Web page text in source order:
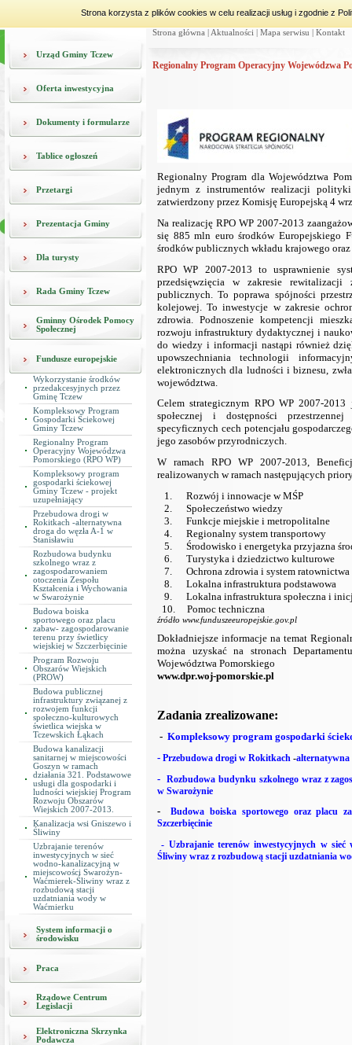
Strona korzysta z plików cookies w celu realizacji usług i zgodnie z
Urząd Gminy Tczew
Oferta inwestycyjna
Dokumenty i formularze
Tablice ogłoszeń
Przetargi
Prezentacja Gminy
Dla turysty
Rada Gminy Tczew
Gminny Ośrodek Pomocy
Społecznej
Fundusze europejskie
Wykorzystanie środków
przedakcesyjnych przez
Gminę Tczew
Kompleksowy Program
Gospodarki Ściekowej
Gminy Tczew
Regionalny Program
Operacyjny Wojewódzwa
Pomorskiego (RPO WP)
Kompleksowy program
gospodarki ściekowej
Gminy Tczew - projekt
uzupełniający
Przebudowa drogi w
Rokitkach -alternatywna
droga do węzła A-1 w
Stanisławiu
Rozbudowa budynku
szkolnego wraz z
zagospodarowaniem
otoczenia Zespołu
Kształcenia i Wychowania
w Swarożynie
Budowa boiska
sportowego oraz placu
zabaw- zagospodarowanie
terenu przy świetlicy
wiejskiej w Szczerbięcinie
Program Rozwoju
Obszarów Wiejskich
(PROW)
Budowa publicznej
infrastruktury związanej z
rozwojem funkcji
społeczno-kulturowych
świetlica wiejska w
Tczewskich Łąkach
Budowa kanalizacji
sanitarnej w miejscowości
Goszyn w ramach
działania 321. Podstawowe
usługi dla gospodarki i
ludności wiejskiej Program
Rozwoju Obszarów
Wiejskich 2007-2013.
Kanalizacja wsi Gniszewo i
Śliwiny
Uzbrajanie terenów
inwestycyjnych w sieć
wodno-kanalizacyjną w
miejscowości Swarożyn-
Waćmierek-Śliwiny wraz z
rozbudową stacji
uzdatniania wody w
Waćmierku
System informacji o
środowisku
Praca
Rządowe Centrum
Legislacji
Elektroniczna Skrzynka
Podawcza
Strona główna Aktualności Mapa serwisu Kontakt
Regionalny Program Operacyjny Wojewódzwa
Regionalny Program dla Województwa
jednym z instrumentów realizacji
zatwierdzony przez Komisję Europejską 4
Na realizację RPO WP 2007-2013
się 885 mln euro środków Europejskiego
środków publicznych wkładu krajowego
RPO WP 2007-2013 to usprawnienie
przedsięwzięcia w zakresie rewitalizacji
publicznych. To poprawa spójności
kolejowej. To inwestycje w zakresie
zdrowia. Podnoszenie kompetencji
rozwoju infrastruktury dydaktycznej i
do wiedzy i informacji nastąpi również
upowszechniania technologii
elektronicznych dla ludności i biznesu,
województwa.
Celem strategicznym RPO WP 2007-
społecznej i dostępności
specyficznych cech potencjału
jego zasobów przyrodniczych.
W ramach RPO WP 2007-2013,
realizowanych w ramach następujących
1. Rozwój i innowacje w MŚP
2. Społeczeństwo wiedzy
3. Funkcje miejskie i metropolitalne
4. Regionalny system transportowy
5. Środowisko i energetyka przyjazna
6. Turystyka i dziedzictwo kulturowe
7. Ochrona zdrowia i system ratownictwa
8. Lokalna infrastruktura podstawowa
9. Lokalna infrastruktura społeczna i
10. Pomoc techniczna
źródło www.funduszeeuropejskie.gov.pl
Dokładniejsze informacje na temat
można uzyskać na stronach
Województwa Pomorskiego
www.dpr.woj-pomorskie.pl
Zadania zrealizowane:
- Kompleksowy program gospodarki
- Przebudowa drogi w Rokitkach -alternatywna
- Rozbudowa budynku szkolnego wraz z
w Swarożynie
-Budowaboiska sportowego orazplacu
Szczerbięcinie
- Uzbrajanie terenówinwestycyjnych w sieć
Śliwiny wraz z rozbudową stacji uzdatniania